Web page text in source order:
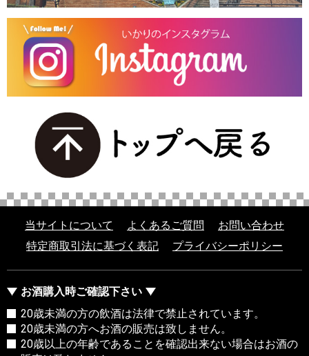
当サイトについて よくあるご質問
お問い合わせ
特定商取引法に基づく表記
プライバシーポリシー
お酒購入時ご確認下さい
20歳未満の方の飲酒は法律で禁止されています。
20歳未満の方へお酒の販売は致しません。
20歳以上の年齢であることを確認出来ない場合はお酒の